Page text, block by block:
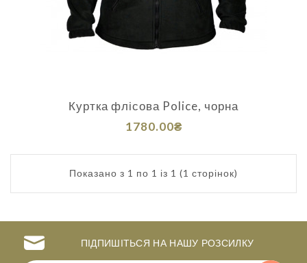
Куртка флісова Police, чорна
1780.00₴
Показано з 1 по 1 із 1 (1 сторінок)
ПІДПИШІТЬСЯ НА НАШУ РОЗСИЛКУ